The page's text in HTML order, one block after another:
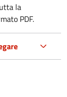
la
PDF.